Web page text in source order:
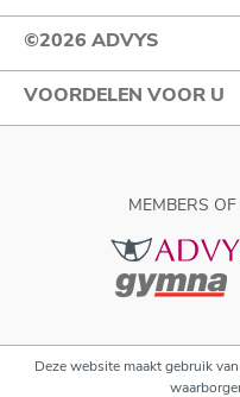
©2026 ADVYS
VOORDELEN VOOR U
MEMBERS
Deze website maakt gebruik